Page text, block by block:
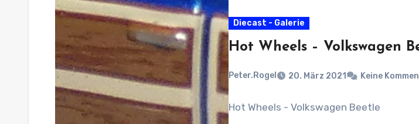
Diecast - Galerie
Hot Wheels – Volkswagen
Peter.Rogel 20. März 2021 Keine
Hot Wheels - Volkswagen Beetle